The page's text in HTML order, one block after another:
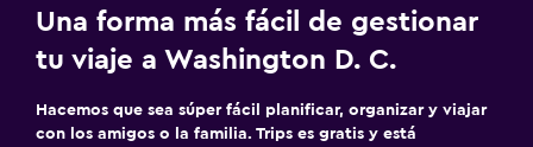
Una forma más fácil de gestionar
tu viaje a Washington D. C.
Hacemos que sea súper fácil planificar, organizar y viajar
con los amigos o la familia. Trips es gratis y está